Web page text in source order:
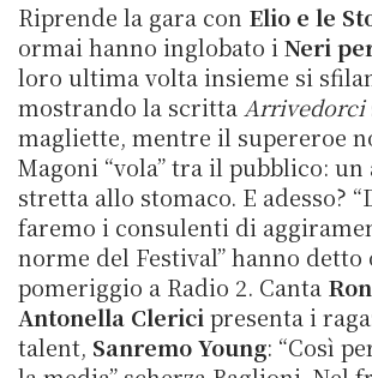
Riprende la gara con Elio e le
ormai hanno inglobato i Neri
loro ultima volta insieme si
mostrando la scritta Arrivedorci
magliette, mentre il supereroe
Magoni “vola” tra il pubblico: un
stretta allo stomaco. E adesso?
faremo i consulenti di
norme del Festival” hanno detto
pomeriggio a Radio 2. Canta Ron
Antonella Clerici presenta i
talent, Sanremo Young: “Così